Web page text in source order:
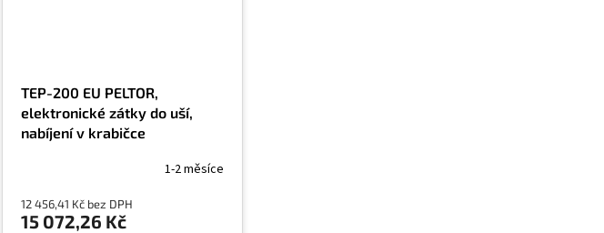
TEP-200 EU PELTOR,
elektronické zátky do uší,
nabíjení v krabičce
1-2 měsíce
12 456,41 Kč bez DPH
15 072,26 Kč